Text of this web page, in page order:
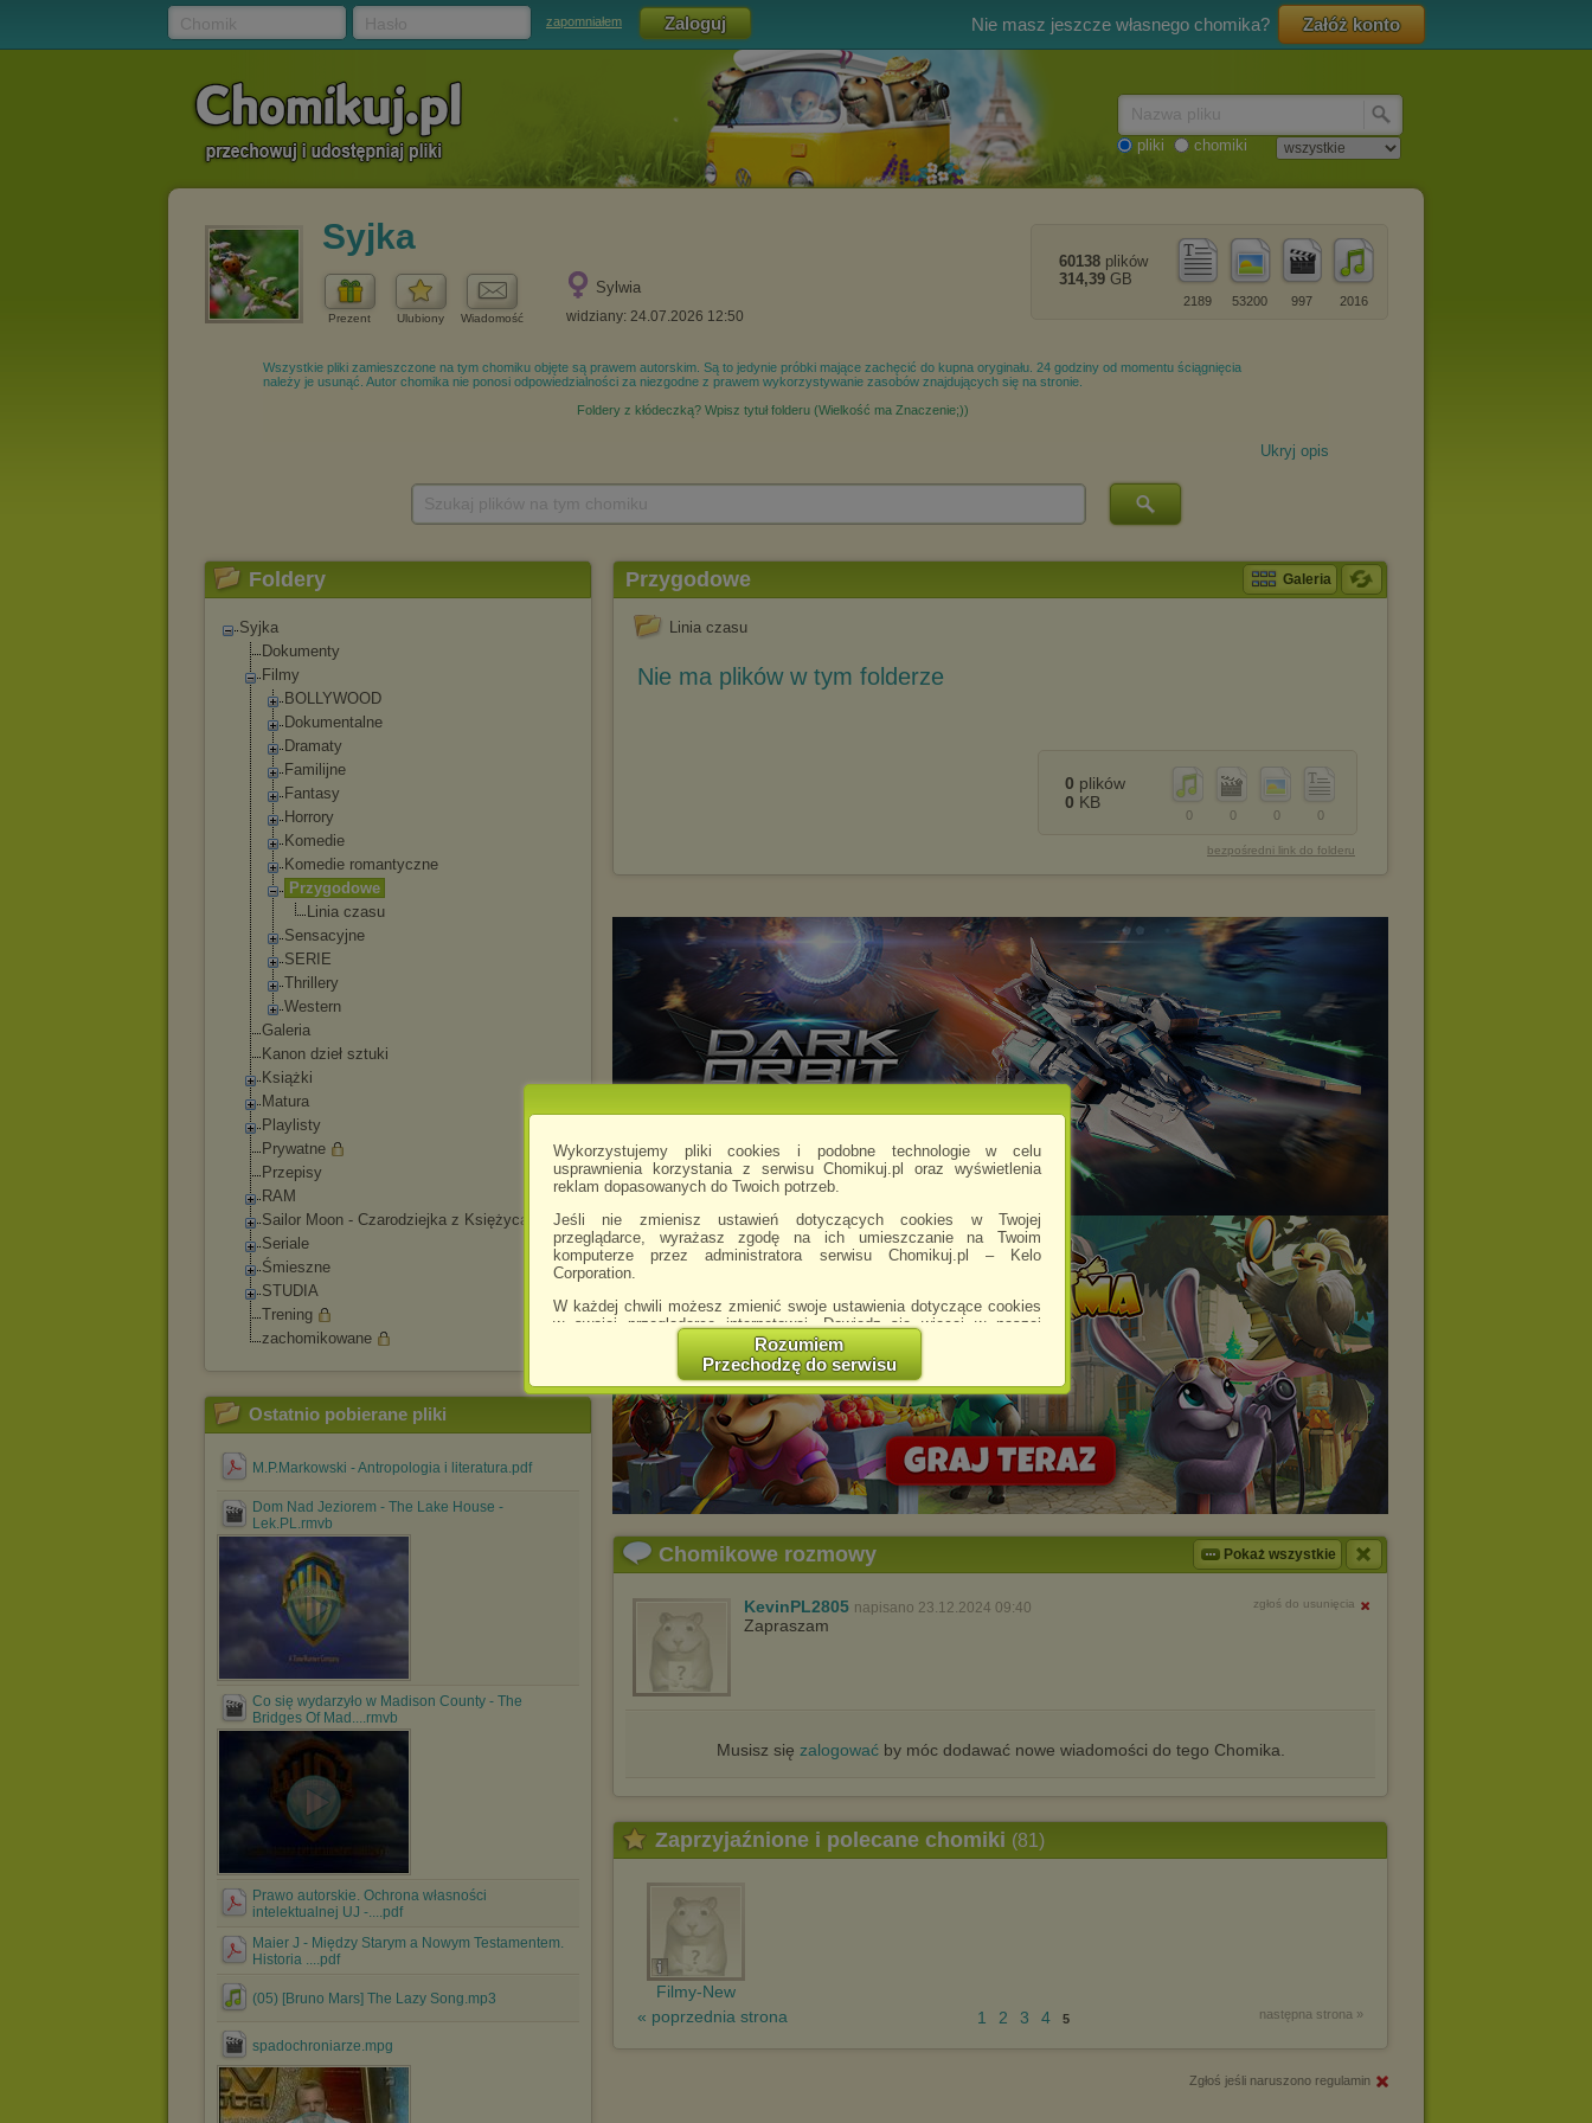
Wykorzystujemy pliki cookies i podobne technologie w celu
usprawnienia korzystania z serwisu Chomikuj.pl oraz wyświetlenia
reklam dopasowanych do Twoich potrzeb.
Jeśli nie zmienisz ustawień dotyczących cookies w Twojej
przeglądarce, wyrażasz zgodę na ich umieszczanie na Twoim
komputerze przez administratora serwisu Chomikuj.pl – Kelo
Corporation.
W każdej chwili możesz zmienić swoje ustawienia dotyczące cookies
w swojej przeglądarce internetowej. Dowiedz się więcej w naszej
http://chomikuj.pl/PolitykaPrywatnosci.aspx
Jednocześnie informujemy że zmiana ustawień przeglądarki może
spowodować ograniczenie korzystania ze strony Chomikuj.pl.
W przypadku braku twojej zgody na akceptację cookies niestety
prosimy o opuszczenie serwisu chomikuj.pl.
Wykorzystanie plików cookiesprzezZaufanych Partnerów
(dostosowanie reklam do Twoich potrzeb, analiza skuteczności działań
marketingowych).
Wyrażenie sprzeciwu spowoduje, że wyświetlana Ci reklama nie
będzie dopasowana do Twoich preferencji, a będzie to reklama
Istnieje możliwość zmiany ustawień przeglądarki internetowej w
sposób uniemożliwiający przechowywanie plików cookies na
urządzeniu końcowym. Można również usunąć pliki cookies,
dokonując odpowiednich zmian w ustawieniach przeglądarki
Rozumiem
Przechodzę do serwisu
zapomniałem Nie masz jeszcze własnego chomika? Załóż konto
pliki chomiki
Syjka
Prezent Ulubiony Wiadomość
Sylwia
widziany: 24.07.2026 12:50
2016
997
53200
2189
60138 plików
314,39 GB
Ukryj opis
Foldery
Syjka
Dokumenty
Filmy
BOLLYWOOD
Dokumentalne
Dramaty
Familijne
Fantasy
Horrory
Komedie
Komedie romantyczne
Przygodowe
Linia czasu
Sensacyjne
SERIE
Thrillery
Western
Galeria
Kanon dzieł sztuki
Książki
Matura
Playlisty
Prywatne
Przepisy
RAM
Sailor Moon - Czarodziejka z Księżyca
Seriale
Śmieszne
STUDIA
Trening
zachomikowane
Ostatnio pobierane pliki
M.P.Markowski - Antropologia i literatura.pdf
Dom Nad Jeziorem - The Lake House -
Lek.PL.rmvb
Co się wydarzyło w Madison County - The
Bridges Of Mad....rmvb
Prawo autorskie. Ochrona własności
intelektualnej UJ -....pdf
Maier J - Między Starym a Nowym Testamentem.
Historia ....pdf
(05) [Bruno Mars] The Lazy Song.mp3
spadochroniarze.mpg
Przygodowe Galeria
Linia czasu
Nie ma plików w tym folderze
0
0
0
0
0 plików
0 KB
bezpośredni link do folderu
Chomikowe rozmowy Pokaż wszystkie
KevinPL2805 napisano 23.12.2024 09:40 zgłoś do usunięcia
Zapraszam
Musisz się zalogowaćby móc dodawać nowe wiadomości do tego Chomika.
Zaprzyjaźnione i polecane chomiki (81)
Filmy-New
« poprzednia strona
następna strona »
1 2 3 4 5
Zgłoś jeśli naruszono regulamin